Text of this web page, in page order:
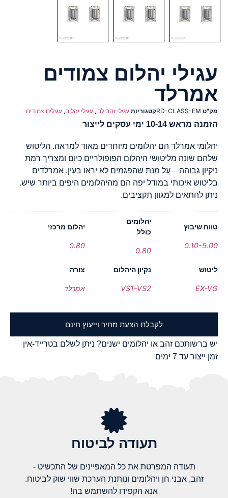
עגילי יהלום צמודים
אמרלד
מק"ט RD-CLASS-EMקטגוריות עגילי זהב לבן, עגילי יהלום, עגילים צמודים
הזמנה מראש 10-14 ימי עסקים לייצור
יהלומי אמרלד הם יהלומים מיוחדים מאוד למראה. הליטוש
שלהם שונה מליטושי היהלום הפופולריים כיום ומצריך רמת
ניקיון גבוהה – על מנת שהפגמים לא יראו בעין. אמרלדים
בליטוש איכותי במודל יפה הם מהיהלומים היפים ביותר שיש.
ניתן להתאים למגוון תקציבים.
טווח שיבוץ
0.10-5.00
יהלומים
כולל
0.80
יהלום מרכזי
0.80
ליטוש
EX-VG
נקיון היהלום
VS1-VS2
צורה
אמרלד
לקבלת הצעת מחיר וייעוץ חינם
יש ברשותכם זהב או יהלומים ישנים? ניתן לשלם בטרייד-אין
זמן ייצור עד 7 ימים
תעודה לביטוח
תעודה המפרטת את כל המאפיינים של התכשיט -
זהב, אבני חן ויהלומים ונותנת הערכת שווי שוק לביטוח.
אנא הקפידו להשתמש בה!